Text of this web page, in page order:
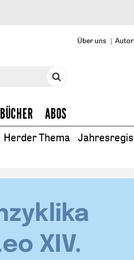
Über uns
BÜCHER ABOS
Herder Thema